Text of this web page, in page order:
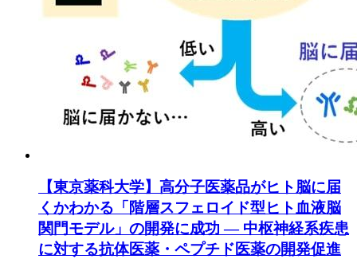
【東京薬科大学】高分子医薬品がヒト脳に届
くかわかる「階層スフェロイド型ヒト血液脳
関門モデル」の開発に成功 — 中枢神経系疾患
に対する抗体医薬・ペプチド医薬の開発促進